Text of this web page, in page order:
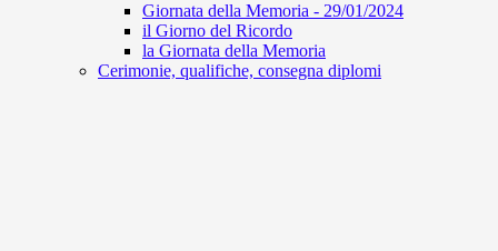
Giornata della Memoria - 29/01/2024
il Giorno del Ricordo
la Giornata della Memoria
Cerimonie, qualifiche, consegna diplomi